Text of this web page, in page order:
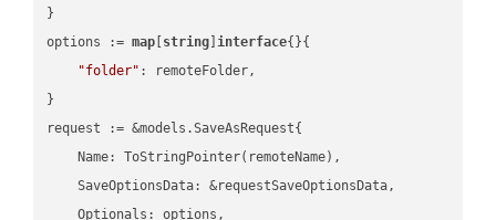
}
options := map string ]interface{}{
"folder" : remoteFolder,
}
request := &models.SaveAsRequest{
    Name: ToStringPointer(remoteName),
    SaveOptionsData: &requestSaveOptionsData,
    Optionals: options,